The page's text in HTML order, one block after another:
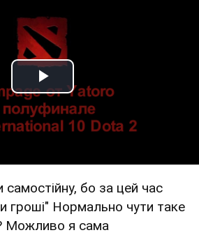
Play Video
самостійну, бо за цей час
гроші" Нормально чути таке
Можливо я сама